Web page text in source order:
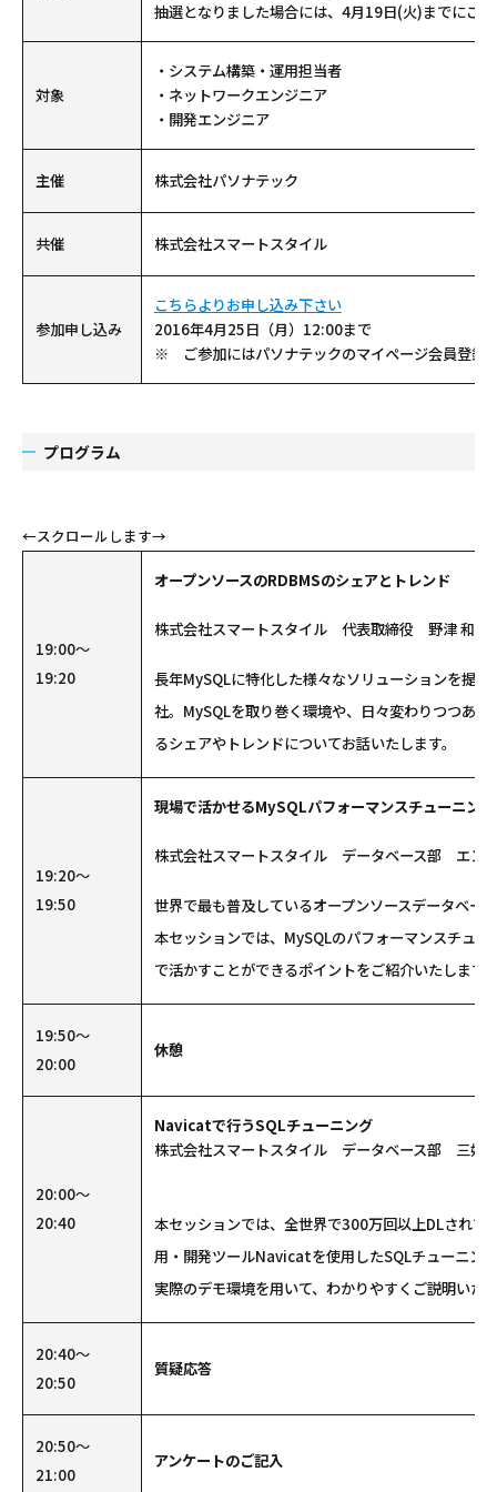
抽選となりました場合には、4月19日(火)までにご
対象
・システム構築・運用担当者
・ネットワークエンジニア
・開発エンジニア
主催 株式会社パソナテック
共催 株式会社スマートスタイル
参加申し込み
こちらよりお申し込み下さい
2016年4月25日（月）12:00まで
※ ご参加にはパソナテックのマイページ会員登録
プログラム
19:00～
19:20
オープンソースのRDBMSのシェアとトレンド
株式会社スマートスタイル 代表取締役 野津 和也
長年MySQLに特化した様々なソリューションを提
社。MySQLを取り巻く環境や、日々変わりつつあ
るシェアやトレンドについてお話いたします。
19:20～
19:50
現場で活かせるMySQLパフォーマンスチューニン
株式会社スマートスタイル データベース部 エン
世界で最も普及しているオープンソースデータベー
本セッションでは、MySQLのパフォーマンスチュー
で活かすことができるポイントをご紹介いたします
19:50～
20:00
休憩
20:00～
20:40
Navicatで行うSQLチューニング
株式会社スマートスタイル データベース部 三好
本セッションでは、全世界で300万回以上DLされて
用・開発ツールNavicatを使用したSQLチューニン
実際のデモ環境を用いて、わかりやすくご説明いた
20:40～
20:50
質疑応答
20:50～
21:00
アンケートのご記入